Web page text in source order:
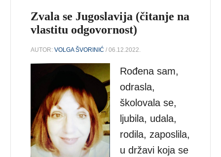
Zvala se Jugoslavija (čitanje na
vlastitu odgovornost)
AUTOR:VOLGA ŠVORINIĆ / 06.12.2022.
Rođena sam,
odrasla,
školovala se,
ljubila, udala,
rodila, zaposlila,
u državi koja se